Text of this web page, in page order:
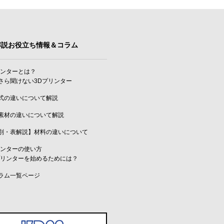
お役立ち情報＆コラム
ターとは？
ら聞けない3Dプリンター
の違いについて解説
材の違いについて解説
・表解説】材料の違いについて
ターの使い方
ンターを始めるためには？
ム一覧ページ